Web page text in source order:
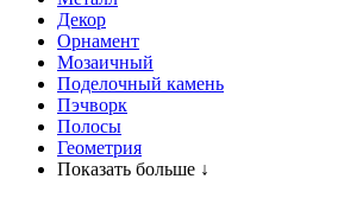
Декор
Орнамент
Мозаичный
Поделочный камень
Пэчворк
Полосы
Геометрия
Показать больше ↓